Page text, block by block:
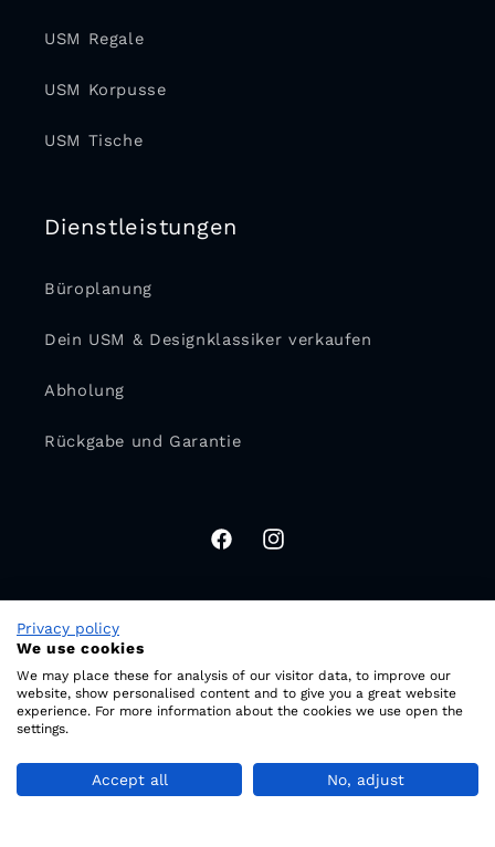
USM Regale
USM Korpusse
USM Tische
Dienstleistungen
Büroplanung
Dein USM & Designklassiker verkaufen
Abholung
Rückgabe und Garantie
FacebookInstagram
Land/Region
CHF CHF | Schweiz
© 2026,Studio Standard AG | USM, Vitra und mehr
Widerrufsrecht
Datenschutzerklärung AGB
Privacy policy
We use cookies
We may place these for analysis of our visitor data, to improve our
website, show personalised content and to give you a great website
experience. For more information about the cookies we use open the
settings.
Accept all No, adjust